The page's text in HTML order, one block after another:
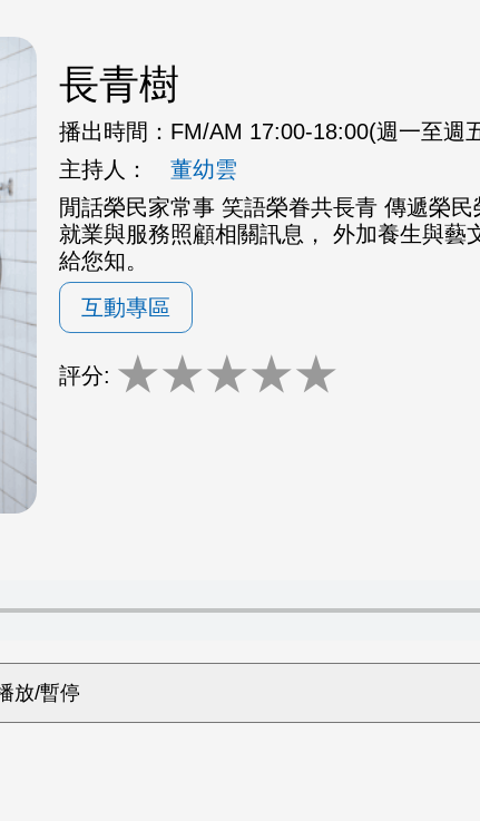
長青樹
播出時間： FM/AM 17:00-18:00(週一至週
主持人：
董幼雲
閒話榮民家常事 笑語榮眷共長青 傳遞榮民
就業與服務照顧相關訊息， 外加養生與藝
給您知。
互動專區
評分: ★★★★★